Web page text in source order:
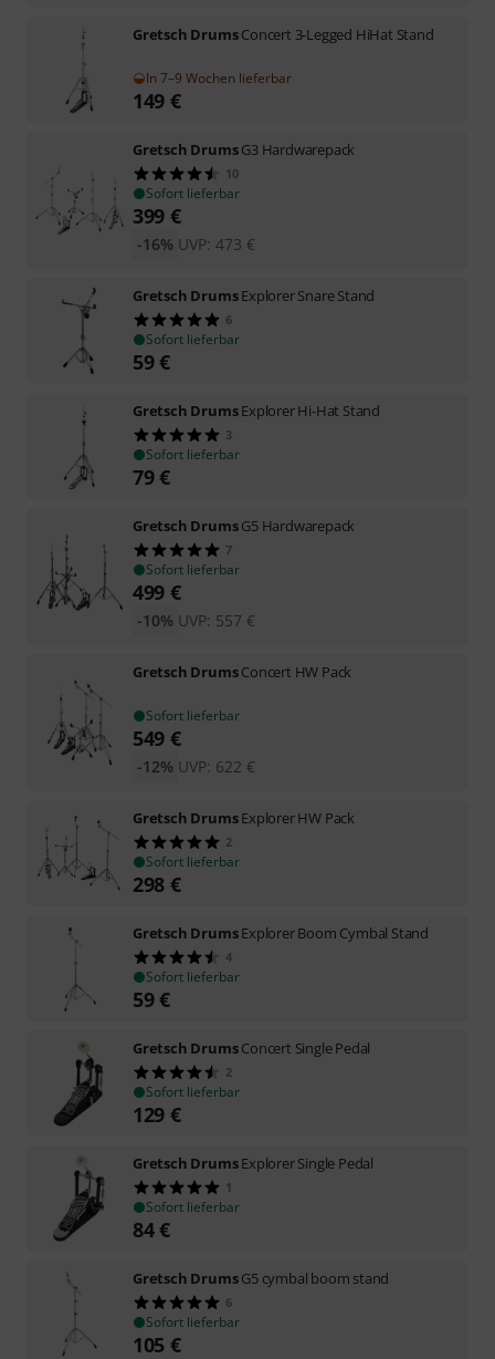
Gretsch DrumsConcert 3-Legged HiHat Stand
In 7–9 Wochen lieferbar
149 €
Gretsch DrumsG3 Hardwarepack
10
Sofort lieferbar
399 €
UVP: 473 €
-16%
Gretsch DrumsExplorer Snare Stand
6
Sofort lieferbar
59€
Gretsch DrumsExplorer Hi-Hat Stand
3
Sofort lieferbar
79€
Gretsch DrumsG5 Hardwarepack
7
Sofort lieferbar
499 €
UVP: 557 €
-10%
Gretsch DrumsConcert HW Pack
Sofort lieferbar
549 €
UVP: 622 €
-12%
Gretsch DrumsExplorer HW Pack
2
Sofort lieferbar
298 €
Gretsch DrumsExplorer Boom Cymbal Stand
4
Sofort lieferbar
59€
Gretsch DrumsConcert Single Pedal
2
Sofort lieferbar
129 €
Gretsch DrumsExplorer Single Pedal
1
Sofort lieferbar
84€
Gretsch DrumsG5 cymbal boom stand
6
Sofort lieferbar
105 €